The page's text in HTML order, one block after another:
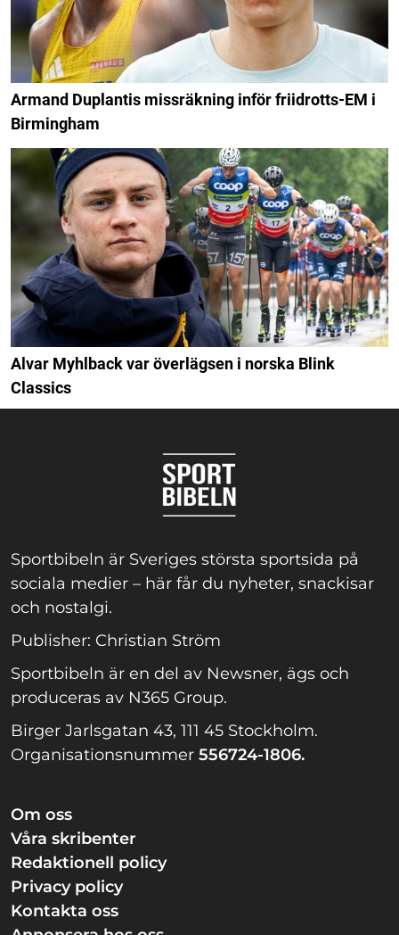
Armand Duplantis missräkning inför friidrotts-EM i
Birmingham
Alvar Myhlback var överlägsen i norska Blink
Classics
Sportbibeln är Sveriges största sportsida på
sociala medier – här får du nyheter, snackisar
och nostalgi.
Publisher: Christian Ström
Sportbibeln är en del av Newsner, ägs och
produceras av N365 Group.
Birger Jarlsgatan 43, 111 45 Stockholm.
Organisationsnummer 556724-1806.
Om oss
Våra skribenter
Redaktionell policy
Privacy policy
Kontakta oss